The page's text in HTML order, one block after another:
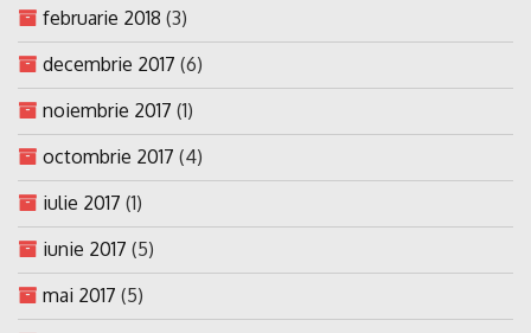
februarie 2018 (3)
decembrie 2017 (6)
noiembrie 2017 (1)
octombrie 2017 (4)
iulie 2017 (1)
iunie 2017 (5)
mai 2017 (5)